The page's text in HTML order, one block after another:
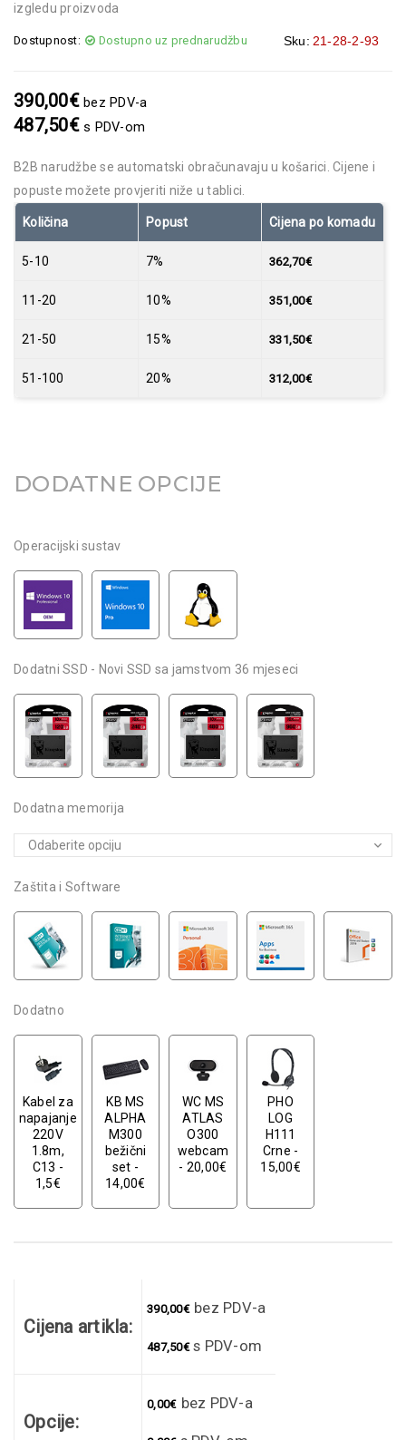
izgledu proizvoda
Dostupnost: Dostupno uz prednarudžbu Sku: 21-28-2-93
390,00€ bez PDV-a
487,50€s PDV-om
B2B narudžbe se automatski obračunavaju u košarici. Cijene i
popuste možete provjeriti niže u tablici.
Količina Popust Cijena po komadu
5-10 7% 362,70€
11-20 10% 351,00€
21-50 15% 331,50€
51-100 20% 312,00€
DODATNE OPCIJE
Operacijski sustav
Dodatni SSD - Novi SSD sa jamstvom 36 mjeseci
Dodatna memorija
Zaštita i Software
Dodatno
Kabel za
napajanje
220V
1.8m,
C13 -
1,5€
KB MS
ALPHA
M300
bežični
set -
14,00€
WC MS
ATLAS
O300
webcam
- 20,00€
PHO
LOG
H111
Crne -
15,00€
Cijena artikla:
390,00€ bez PDV-a
487,50€s PDV-om
Opcije:
0,00€ bez PDV-a